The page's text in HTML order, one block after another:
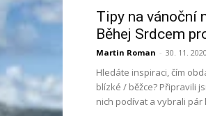
Tipy na vánoční
Běhej Srdcem
Martin Roman - 30. 11. 2020
Hledáte inspiraci, čím
blízké / běžce? Připravili
nich podívat a vybrali